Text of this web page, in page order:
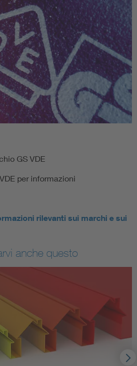
GS VDE
per informazioni
rilevanti sui marchi e sui
anche questo